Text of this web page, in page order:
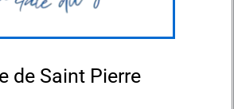
de Saint Pierre